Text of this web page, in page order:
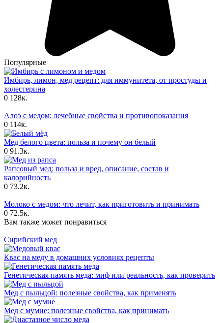
Популярные
Имбирь, лимон, мед рецепт: для иммунитета, от простуды и
холестерина
0 128к.
Алоэ с медом: лечебные свойства и противопоказания
0 114к.
Мед белого цвета: польза и почему он белый
0 91.3к.
Рапсовый мед: польза и вред, описание, состав и
калорийность
0 73.2к.
Молоко с медом: что лечит, как приготовить и принимать
0 72.5к.
Вам также может понравиться
Сирийский мед
Квас на меду в домашних условиях рецепты
Генетическая память меда: миф или реальность, как проверить
Мед с пыльцой: полезные свойства, как применять
Мед с мумие: полезные свойства, как принимать